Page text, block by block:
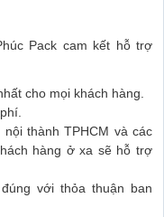
Pack cam kết hỗ trợ
cho mọi khách hàng.
thành TPHCM và các
hàng ở xa sẽ hỗ trợ
với thỏa thuận ban